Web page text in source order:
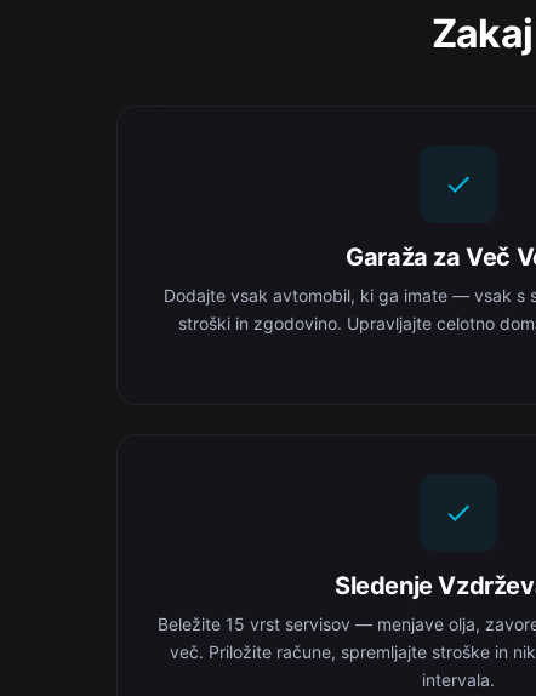
Garaža za Več
Dodajte vsak avtomobil, ki ga imate — vsak s
stroški in zgodovino. Upravljajte celotno
Sledenje
Beležite 15 vrst servisov — menjave olja,
več. Priložite račune, spremljajte stroške in
intervala.